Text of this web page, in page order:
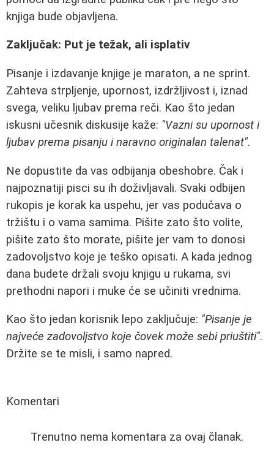
knjiga bude objavljena.
Zaključak: Put je težak, ali isplativ
Pisanje i izdavanje knjige je maraton, a ne sprint.
Zahteva strpljenje, upornost, izdržljivost i, iznad
svega, veliku ljubav prema reči. Kao što jedan
iskusni učesnik diskusije kaže: "Vazni su upornost i
ljubav prema pisanju i naravno originalan talenat".
Ne dopustite da vas odbijanja obeshobre. Čak i
najpoznatiji pisci su ih doživljavali. Svaki odbijen
rukopis je korak ka uspehu, jer vas podučava o
tržištu i o vama samima. Pišite zato što volite,
pišite zato što morate, pišite jer vam to donosi
zadovoljstvo koje je teško opisati. A kada jednog
dana budete držali svoju knjigu u rukama, svi
prethodni napori i muke će se učiniti vrednima.
Kao što jedan korisnik lepo zaključuje: "Pisanje je
najveće zadovoljstvo koje čovek može sebi priuštiti".
Držite se te misli, i samo napred.
Komentari
Trenutno nema komentara za ovaj članak.